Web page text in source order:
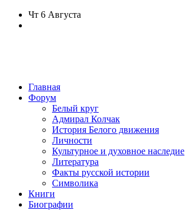
Чт 6 Августа
Главная
Форум
Белый круг
Адмирал Колчак
История Белого движения
Личности
Культурное и духовное наследие
Литература
Факты русской истории
Символика
Книги
Биографии